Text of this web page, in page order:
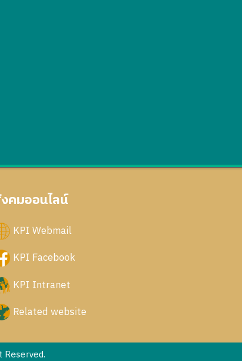
คมออนไลน์
KPI Webmail
KPI Facebook
KPI Intranet
Related website